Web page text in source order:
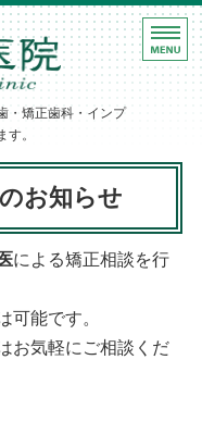
黒木歯科医院｜
・矯正歯科・インプ
。
お知らせ
による矯正相談を行
可能です。
お気軽にご相談くだ